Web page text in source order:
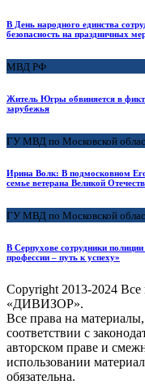
В День народного единства
безопасность на праздничных
МВД РФ
Житель Югры обвиняется в
зарубежья
ГУ МВД по Московской
Ирина Волк: В подмосковном
семье ветерана Великой
ГУ МВД по Московской
В Серпухове сотрудники
профессии – путь к успеху»
Copyright 2013-2024
«ДИВИЗОР».
Все права на
соответствии с
авторском праве и
использовании
обязательна.